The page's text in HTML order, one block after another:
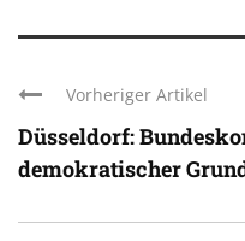
Vorheriger Artikel
Düsseldorf:
demokratischer